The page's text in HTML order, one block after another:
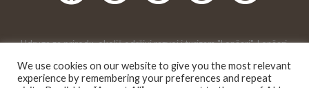
Udruga za prirodu, okoliš,održivi razvoj i turizam "Lončari", Lončari,
Ovo djelo je dano na korištenje pod licencomCreative Commons
Imenovanje-Nekomercijalno 4.0 međunarodna.
We use cookies on our website to give you the most relevant
experience by remembering your preferences and repeat